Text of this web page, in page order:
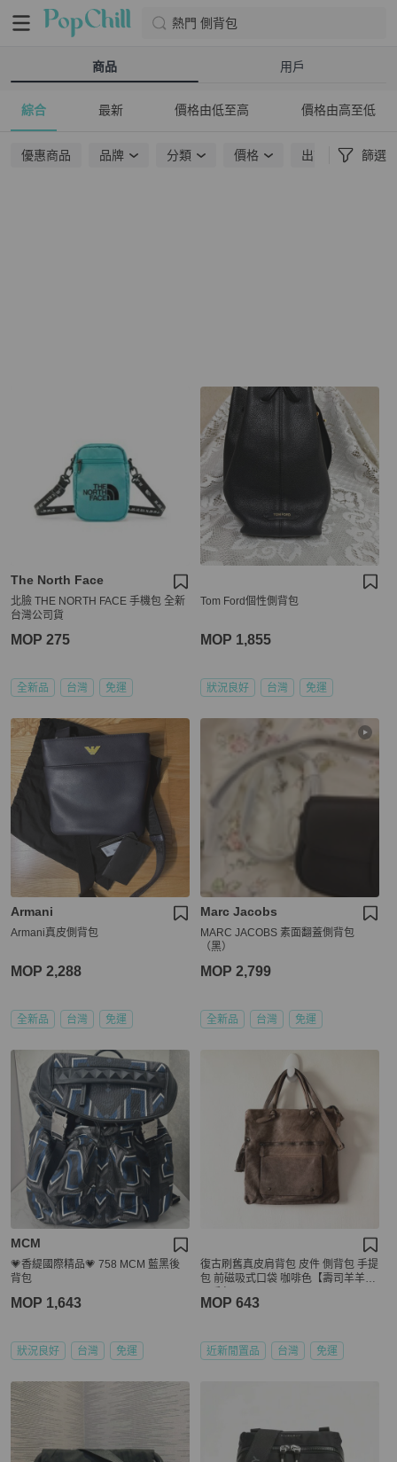
熱門 側背包
商品 用戶
綜合 最新 價格由低至高 價格由高至低
優惠商品 品牌 分類 價格 出貨地點 篩選
The North Face
北臉 THE NORTH FACE 手機包 全新
台灣公司貨
MOP 275
全新品 台灣 免運
Tom Ford個性側背包
MOP 1,855
狀況良好 台灣 免運
Armani
Armani真皮側背包
MOP 2,288
全新品 台灣 免運
Marc Jacobs
MARC JACOBS 素面翻蓋側背包
（黑）
MOP 2,799
全新品 台灣 免運
MCM
💗香緹國際精品💗 758 MCM 藍黑後
背包
MOP 1,643
狀況良好 台灣 免運
復古刷舊真皮肩背包 皮件 側背包 手提
包 前磁吸式口袋 咖啡色【壽司羊羊】
MOP 643
近新閒置品 台灣 免運